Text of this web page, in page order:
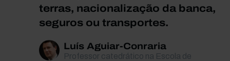
terras, nacionalização da banca,
seguros ou transportes.
Luís Aguiar-Conraria
Professor catedrático na Escola de